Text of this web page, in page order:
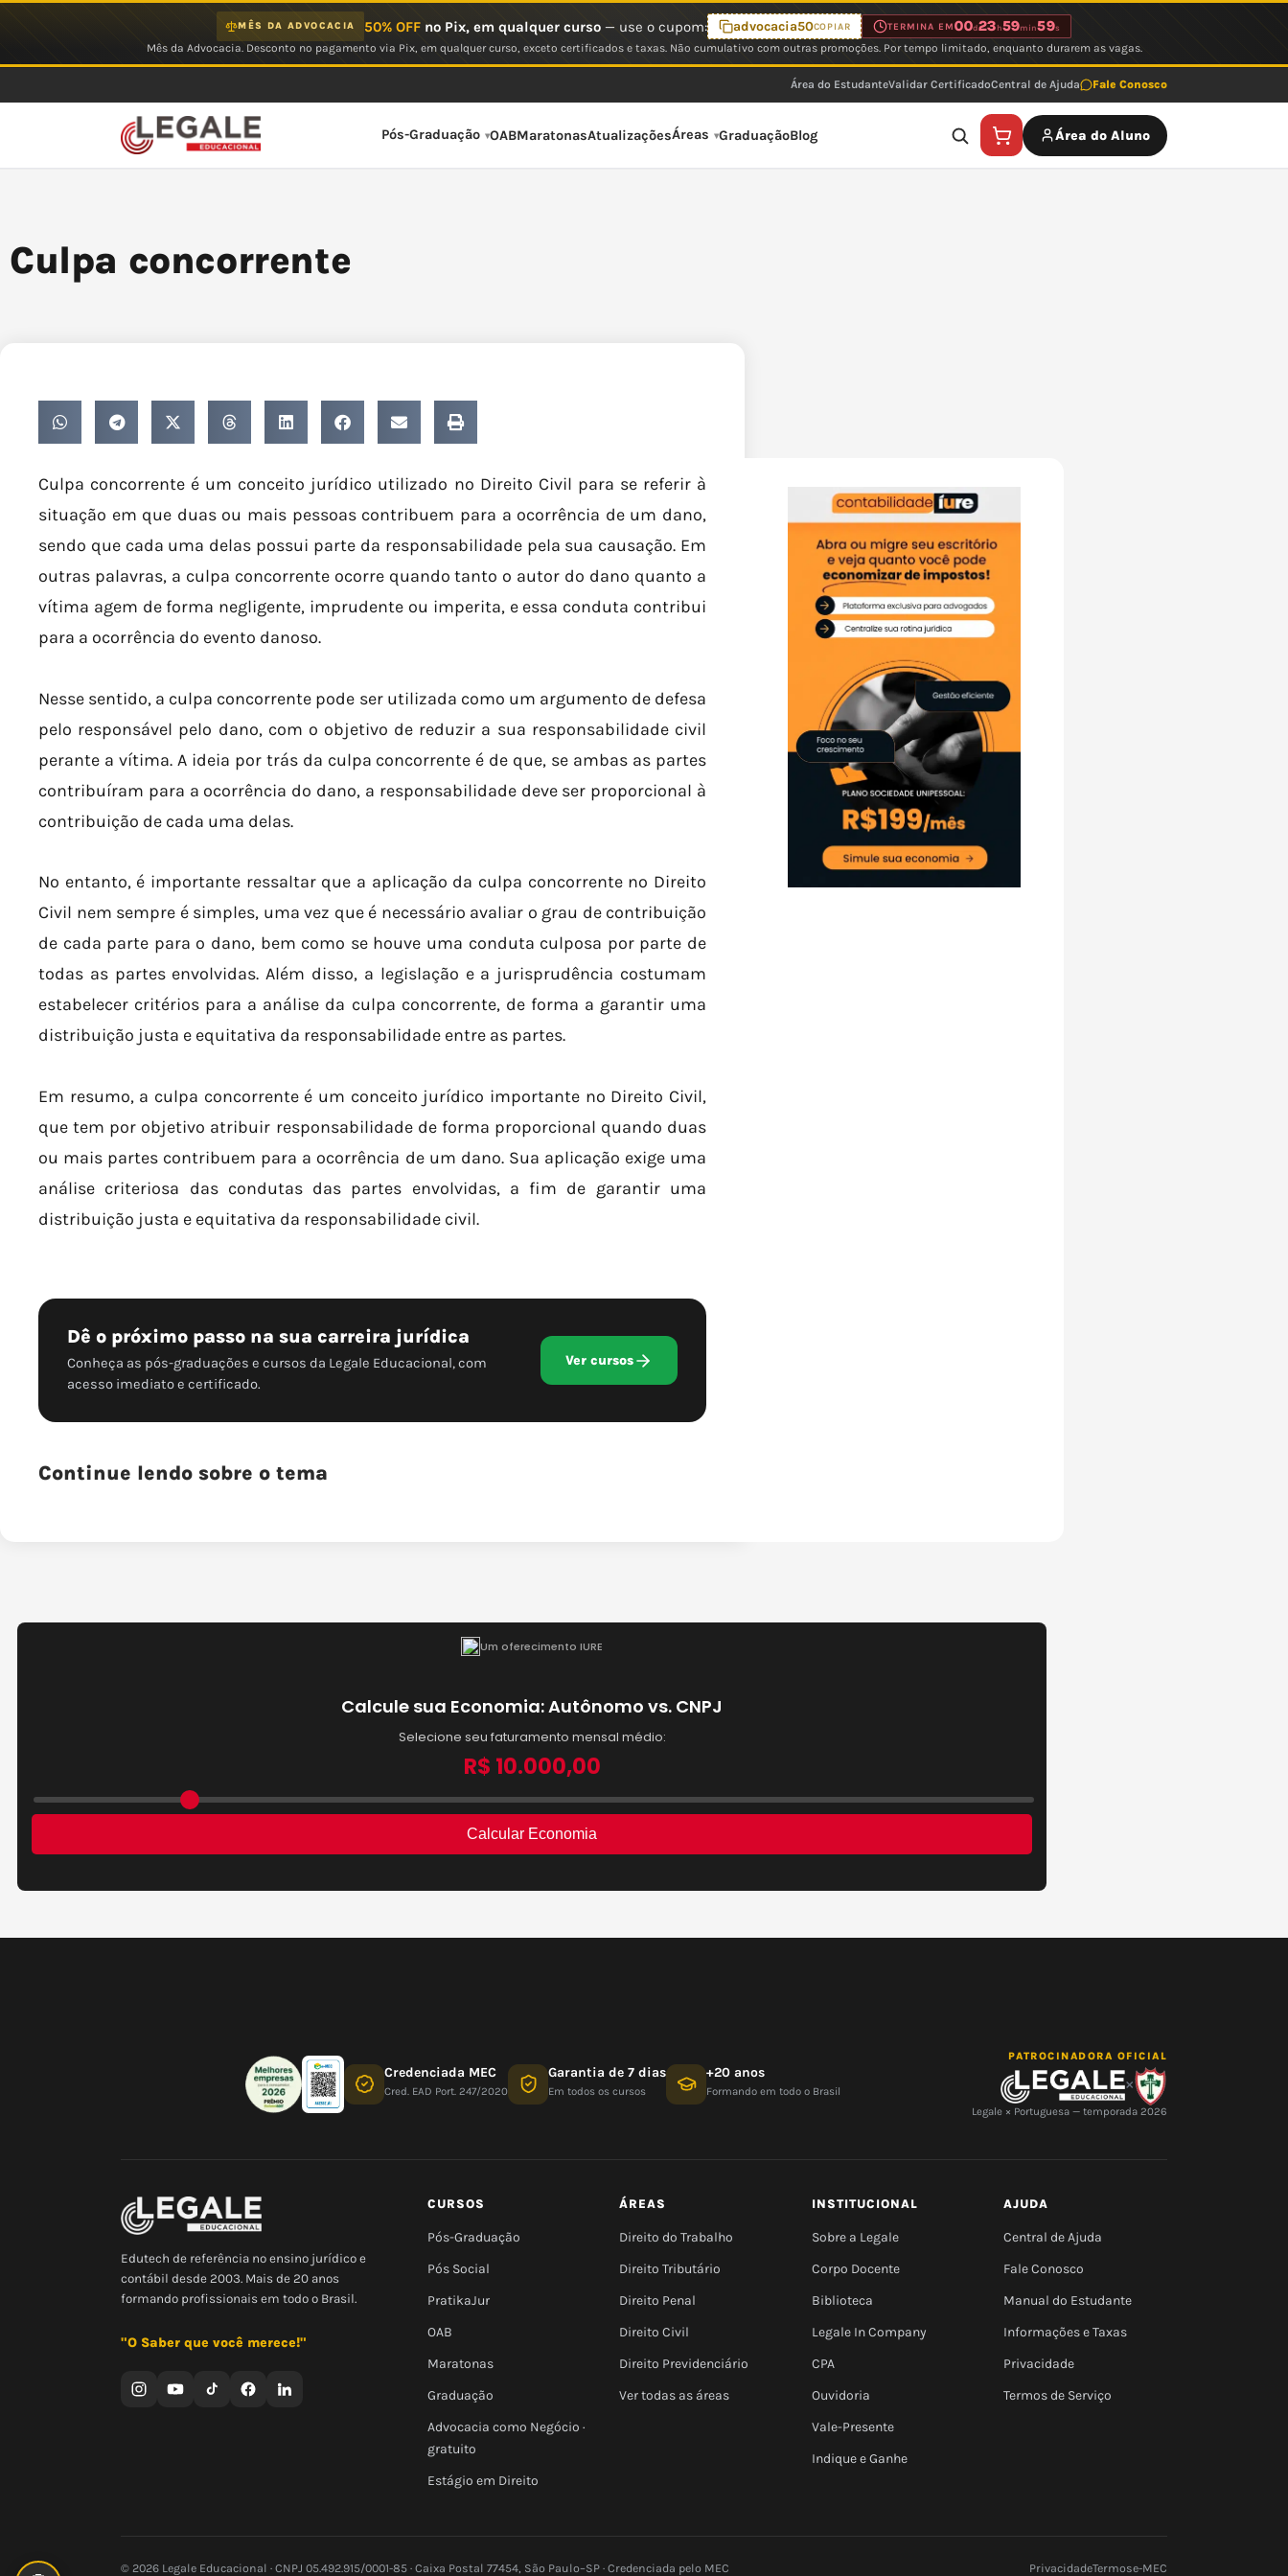
MÊS DA ADVOCACIA 50% OFFno Pix, em qualquer curso— use o cupom: advocacia50COPIAR TERMINA EM00d23 h59min59s
Mês da Advocacia. Desconto no pagamento via Pix, em qualquer curso, exceto certificados e taxas. Não cumulativo com outras promoções. Por tempo limitado, enquanto durarem as vagas.
Área do EstudanteValidar CertificadoCentral de Ajuda Fale Conosco
Pós-Graduação OABMaratonasAtualizaçõesÁreas GraduaçãoBlog Área do Aluno
Culpa concorrente
Culpa concorrente é um conceito jurídico utilizado no Direito Civil para se referir à
situação em que duas ou mais pessoas contribuem para a ocorrência de um dano,
sendo que cada uma delas possui parte da responsabilidade pela sua causação. Em
outras palavras, a culpa concorrente ocorre quando tanto o autor do dano quanto a
vítima agem de forma negligente, imprudente ou imperita, e essa conduta contribui
para a ocorrência do evento danoso.
Nesse sentido, a culpa concorrente pode ser utilizada como um argumento de defesa
pelo responsável pelo dano, com o objetivo de reduzir a sua responsabilidade civil
perante a vítima. A ideia por trás da culpa concorrente é de que, se ambas as partes
contribuíram para a ocorrência do dano, a responsabilidade deve ser proporcional à
contribuição de cada uma delas.
No entanto, é importante ressaltar que a aplicação da culpa concorrente no Direito
Civil nem sempre é simples, uma vez que é necessário avaliar o grau de contribuição
de cada parte para o dano, bem como se houve uma conduta culposa por parte de
todas as partes envolvidas. Além disso, a legislação e a jurisprudência costumam
estabelecer critérios para a análise da culpa concorrente, de forma a garantir uma
distribuição justa e equitativa da responsabilidade entre as partes.
Em resumo, a culpa concorrente é um conceito jurídico importante no Direito Civil,
que tem por objetivo atribuir responsabilidade de forma proporcional quando duas
ou mais partes contribuem para a ocorrência de um dano. Sua aplicação exige uma
análise criteriosa das condutas das partes envolvidas, a fim de garantir uma
distribuição justa e equitativa da responsabilidade civil.
Dê o próximo passo na sua carreira jurídica
Conheça as pós-graduações e cursos da Legale Educacional, com
acesso imediato e certificado.
Ver cursos
Continue lendo sobre o tema
Credenciada MEC
Cred. EAD Port. 247/2020
Garantia de 7 dias
Em todos os cursos
+20 anos
Formando em todo o Brasil
PATROCINADORA OFICIAL
×
Legale × Portuguesa — temporada 2026
Edutech de referência no ensino jurídico e
contábil desde 2003. Mais de 20 anos
formando profissionais em todo o Brasil.
"O Saber que você merece!"
CURSOS
Pós-Graduação
Pós Social
PratikaJur
OAB
Maratonas
Graduação
Advocacia como Negócio ·
gratuito
Estágio em Direito
ÁREAS
Direito do Trabalho
Direito Tributário
Direito Penal
Direito Civil
Direito Previdenciário
Ver todas as áreas
INSTITUCIONAL
Sobre a Legale
Corpo Docente
Biblioteca
Legale In Company
CPA
Ouvidoria
Vale-Presente
Indique e Ganhe
AJUDA
Central de Ajuda
Fale Conosco
Manual do Estudante
Informações e Taxas
Privacidade
Termos de Serviço
© 2026 Legale Educacional · CNPJ 05.492.915/0001-85 · Caixa Postal 77454, São Paulo–SP · Credenciada pelo MEC PrivacidadeTermose-MEC